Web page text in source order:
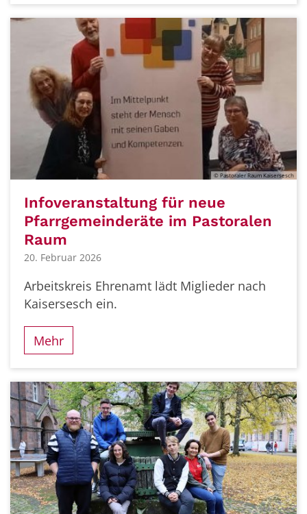
© Pastoraler Raum Kaisersesch
Infoveranstaltung für neue
Pfarrgemeinderäte im Pastoralen
Raum
20. Februar 2026
Arbeitskreis Ehrenamt lädt Miglieder nach
Kaisersesch ein.
Mehr